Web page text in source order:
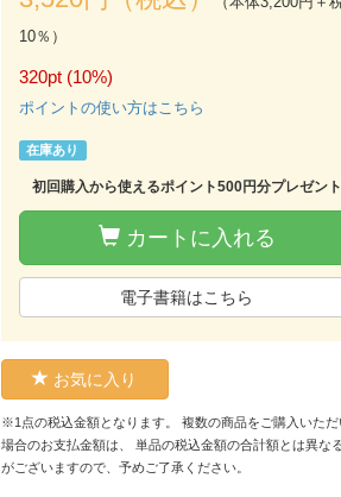
10％）
320pt (10%)
ポイントの使い方はこちら
在庫あり
初回購入から使えるポイント500円分プレゼント
カートに入れる
電子書籍はこちら
お気に入り
※1点の税込金額となります。 複数の商品をご購入いただ
場合のお支払金額は、 単品の税込金額の合計額とは異な
がございますので、予めご了承ください。